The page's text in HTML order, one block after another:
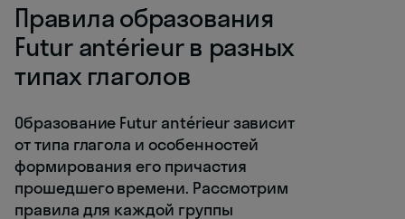
Правила образования
Futur antérieur в разных
типах глаголов
Образование Futur antérieur зависит
от типа глагола и особенностей
формирования его причастия
прошедшего времени. Рассмотрим
правила для каждой группы